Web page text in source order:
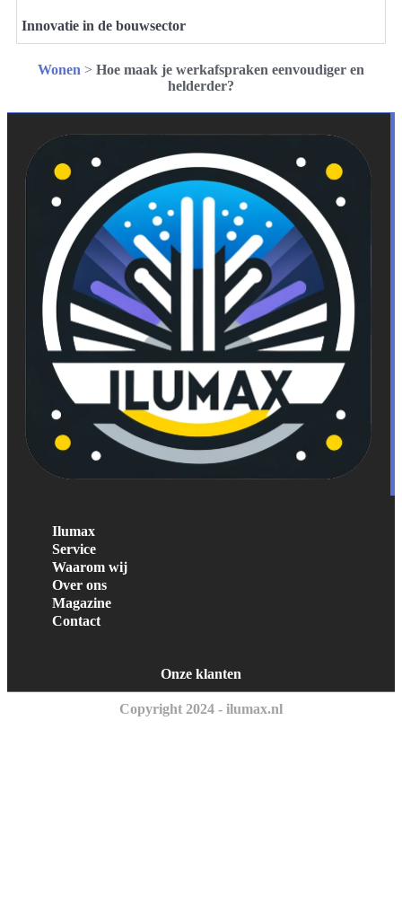
Innovatie in de bouwsector
Wonen > Hoe maak je werkafspraken eenvoudiger en
helderder?
Ilumax
Service
Waarom wij
Over ons
Magazine
Contact
Onze klanten
Copyright 2024 - ilumax.nl